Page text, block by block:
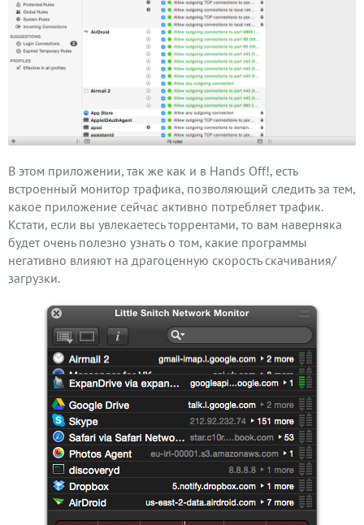
В этом приложении, так же как и в Hands Off!, есть
встроенный монитор трафика, позволяющий следить за тем,
какое приложение сейчас активно потребляет трафик.
Кстати, если вы увлекаетесь торрентами, то вам наверняка
будет очень полезно узнать о том, какие программы
негативно влияют на драгоценную скорость скачивания/
загрузки.